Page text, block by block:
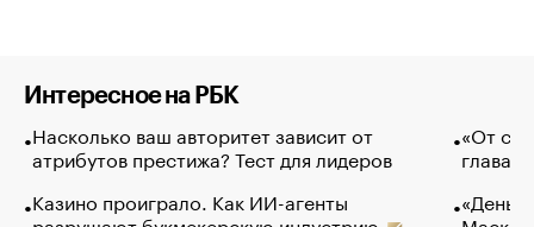
Интересное на РБК
Насколько ваш авторитет зависит от
атрибутов престижа? Тест для лидеров
Казино проиграло. Как ИИ-агенты
«От
глава